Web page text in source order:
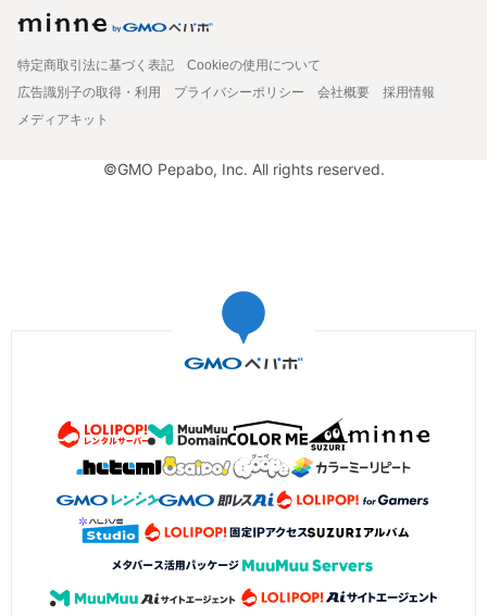
特定商取引法に基づく表記
Cookieの使用について
広告識別子の取得・利用
プライバシーポリシー 会社概要
採用情報
メディアキット
©GMO Pepabo, Inc. All rights reserved.